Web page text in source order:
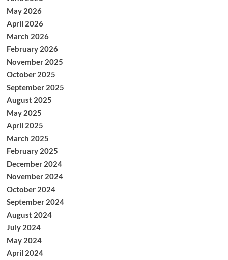
May 2026
April 2026
March 2026
February 2026
November 2025
October 2025
September 2025
August 2025
May 2025
April 2025
March 2025
February 2025
December 2024
November 2024
October 2024
September 2024
August 2024
July 2024
May 2024
April 2024